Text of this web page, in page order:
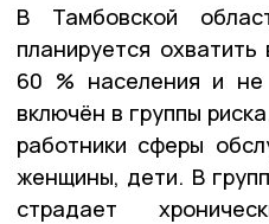
В Тамбовской
планируется
60 % населения и
включён в группы
работники сферы
женщины, дети. В
страдает